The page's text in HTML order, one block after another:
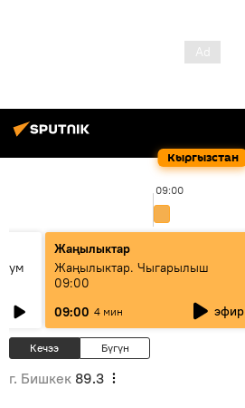
Кыргызстан
09:00
Жаңылыктар
Жаңылыктар. Чыгарылыш
09:00
09:00 4 мин эфир
Кечээ Бүгүн
г. Бишкек 89.3